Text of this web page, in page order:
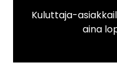
Kuluttaja-
aina